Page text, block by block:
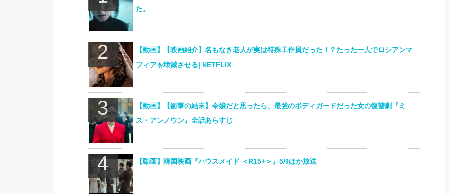
た。
【動画】【映画紹介】名もなき老人が実は特殊工作員だった！？たった一人でロシアンマ
フィアを壊滅させる| NETFLIX
【動画】【衝撃の結末】令嬢だと思ったら、最強のボディガードだった女の復讐劇『ミ
ス・アンノウン』全話あらすじ
【動画】韓国映画『ハウスメイド ＜R15+＞』5/9ほか放送